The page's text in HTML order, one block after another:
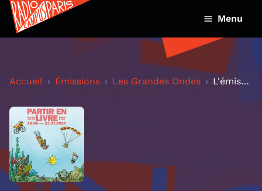
Menu
Accueil Émissions Les Grandes Ondes L'émission bruitée du festival "Partir en Livre"